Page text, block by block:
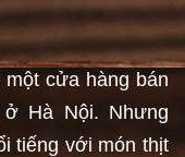
cửa hàng bán
Hà Nội. Nhưng
tiếng với món thịt